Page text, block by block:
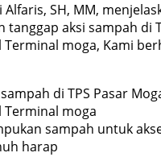
SH, MM,
aksi sampah di
moga, Kami
di TPS Pasar
Terminal moga
sampah untuk
harap